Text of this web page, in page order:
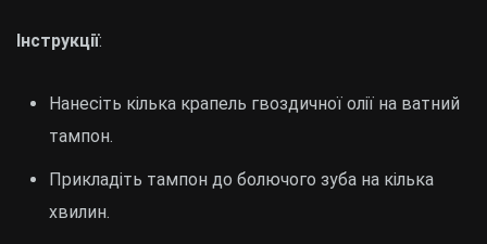
Інструкції:
Нанесіть кілька крапель гвоздичної олії на ватний
тампон.
Прикладіть тампон до болючого зуба на кілька
хвилин.